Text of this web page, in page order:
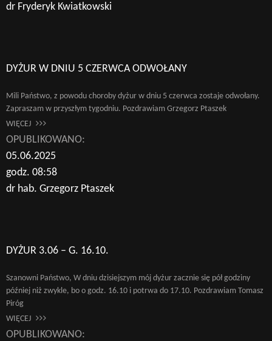
dr Fryderyk Kwiatkowski
DYŻUR W DNIU 5 CZERWCA ODWOŁANY
Mili Państwo, z powodu choroby dyżur w dniu 5 czerwca zostaje odwołany.
Zapraszam w przyszłym tygodniu. Pozdrawiam Grzegorz Ptaszek
WIĘCEJ
OPUBLIKOWANO:
05.06.2025
godz. 08:58
dr hab. Grzegorz Ptaszek
DYŻUR 3.06 – G. 16.10.
Szanowni Państwo, W dniu dzisiejszym mój dyżur zacznie się pół godziny
później niż zwykle, bo o godz. 16.10 i potrwa do 17.10. Pozdrawiam Tomasz
Piróg
WIĘCEJ
OPUBLIKOWANO: